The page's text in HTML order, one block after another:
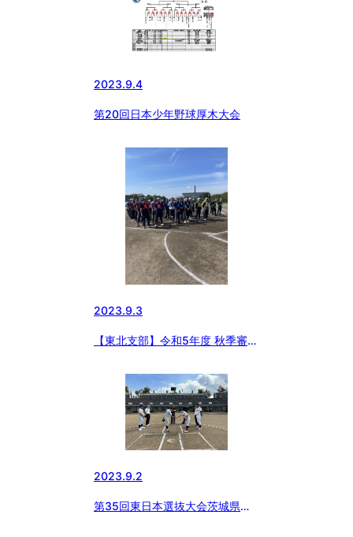
2023.9.4
第20回日本少年野球厚木大会
2023.9.3
【東北支部】令和5年度 秋季審判
2023.9.2
第35回東日本選抜大会茨城県支